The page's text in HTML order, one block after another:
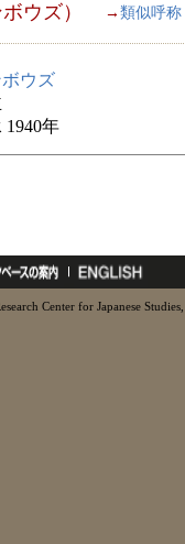
ウズ） → 類似呼称
ウズ
1940年
Center for Japanese